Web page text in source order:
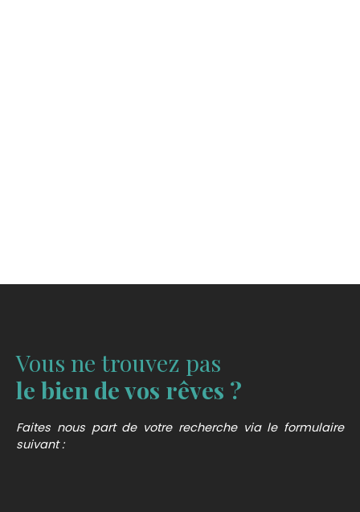
Vous ne trouvez pas
le bien de vos rêves ?
Faites nous part de votre recherche via le formulaire
suivant :